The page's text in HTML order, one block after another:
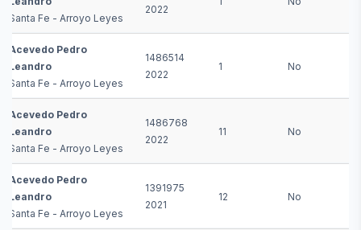
Santa Fe - Arroyo Leyes
2022
Acevedo Pedro
Leandro
Santa Fe - Arroyo Leyes
1486514
2022
1 No
Acevedo Pedro
Leandro
Santa Fe - Arroyo Leyes
1486768
2022
11 No
Acevedo Pedro
Leandro
Santa Fe - Arroyo Leyes
1391975
2021
12 No